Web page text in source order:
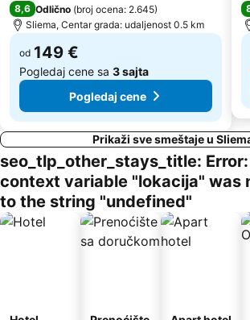
8,6 Odlično (broj ocena: 2.645)
Sliema, Centar grada: udaljenost 0.5 km
od 149 €
Pogledaj cene sa 3 sajta
Pogledaj cene
Prikaži sve smeštaje u
seo_tlp_other_stays_title:
context variable "lokacija" was
to the string "undefined"